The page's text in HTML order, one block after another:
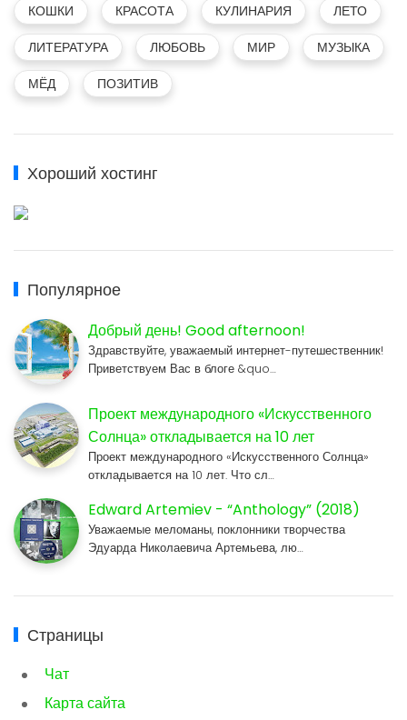
КОШКИ
КРАСОТА КУЛИНАРИЯ
ЛЕТО
ЛИТЕРАТУРА
ЛЮБОВЬ МИР
МУЗЫКА
МЁД
ПОЗИТИВ
Хороший хостинг
Популярное
Добрый день! Good afternoon!
Здравствуйте, уважаемый интернет-путешественник!
Приветствуем Вас в блоге &quo…
Проект международного «Искусственного
Солнца» откладывается на 10 лет
Проект международного «Искусственного Солнца»
откладывается на 10 лет. Что сл…
Edward Artemiev - “Anthology” (2018)
Уважаемые меломаны, поклонники творчества
Эдуарда Николаевича Артемьева, лю…
Страницы
Чат
Карта сайта